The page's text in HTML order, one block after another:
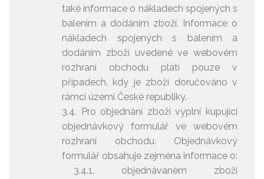
také informace o nákladech spojených s
balením a dodáním zboží. Informace o
nákladech spojených s balením a
dodáním zboží uvedené ve webovém
rozhraní obchodu platí pouze v
případech, kdy je zboží doručováno v
rámci území České republiky.
3.4. Pro objednání zboží vyplní kupující
objednávkový formulář ve webovém
rozhraní obchodu. Objednávkový
formulář obsahuje zejména informace o:
3.4.1. objednávaném zboží